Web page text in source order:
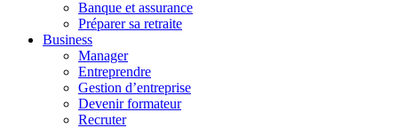
Banque et assurance
Préparer sa retraite
Business
Manager
Entreprendre
Gestion d’entreprise
Devenir formateur
Recruter